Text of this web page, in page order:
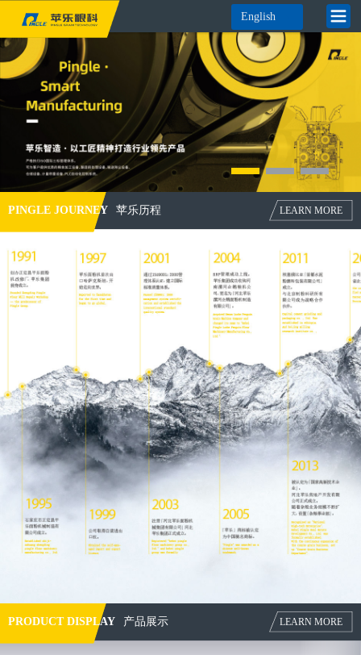
English
LEARN MORE
PINGLE JOURNEY 苹乐历程
LEARN MORE
PRODUCT DISPLAY 产品展示